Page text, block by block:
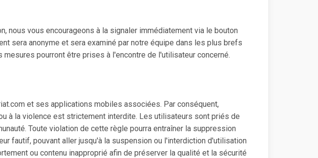
nous vous encourageons à la signaler immédiatement via le bouton
sera anonyme et sera examiné par notre équipe dans les plus brefs
pourront être prises à l'encontre de l'utilisateur concerné.
et ses applications mobiles associées. Par conséquent,
à la violence est strictement interdite. Les utilisateurs sont priés de
Toute violation de cette règle pourra entraîner la suppression
fautif, pouvant aller jusqu'à la suspension ou l'interdiction d'utilisation
ou contenu inapproprié afin de préserver la qualité et la sécurité